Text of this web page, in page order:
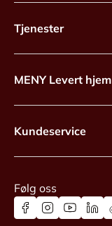
Tjenester
MENY Levert hjem
Kundeservice
Følg oss